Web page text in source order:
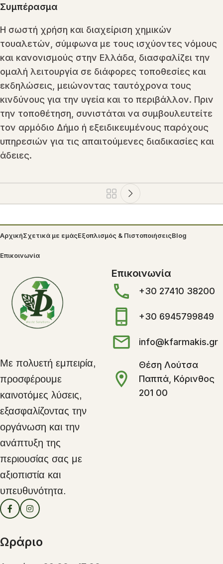
Συμπέρασμα
Η σωστή χρήση και διαχείριση χημικών
τουαλετών, σύμφωνα με τους ισχύοντες νόμους
και κανονισμούς στην Ελλάδα, διασφαλίζει την
ομαλή λειτουργία σε διάφορες τοποθεσίες και
εκδηλώσεις, μειώνοντας ταυτόχρονα τους
κινδύνους για την υγεία και το περιβάλλον. Πριν
την τοποθέτηση, συνιστάται να συμβουλευτείτε
τον αρμόδιο Δήμο ή εξειδικευμένους παρόχους
υπηρεσιών για τις απαιτούμενες διαδικασίες και
άδειες.
ΑρχικήΣχετικά με εμάςΕξοπλισμός & ΠιστοποιήσειςBlog
Επικοινωνία
Με πολυετή εμπειρία,
προσφέρουμε
καινοτόμες λύσεις,
εξασφαλίζοντας την
οργάνωση και την
ανάπτυξη της
περιουσίας σας με
αξιοπιστία και
υπευθυνότητα.
Επικοινωνία
+30 27410 38200
+30 6945799849
info@kfarmakis.gr
Θέση Λούτσα
Παππά, Κόρινθος
201 00
Ωράριο